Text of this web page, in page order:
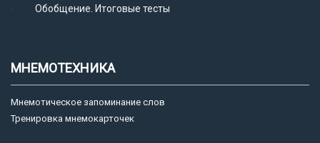
Обобщение. Итоговые тесты
МНЕМОТЕХНИКА
Мнемотическое запоминание слов
Тренировка мнемокарточек